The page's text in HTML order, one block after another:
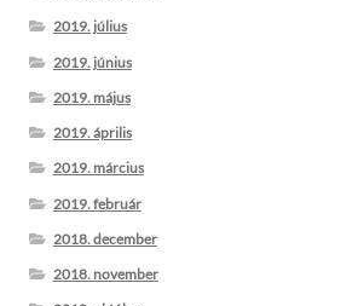
2019. július
2019. június
2019. május
2019. április
2019. március
2019. február
2018. december
2018. november